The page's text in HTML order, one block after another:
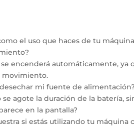
el uso que haces de tu
encenderá automáticamente,
movimiento.
mi fuente de alimentación?
se agote la duración de la
en la pantalla?
si estás utilizando tu